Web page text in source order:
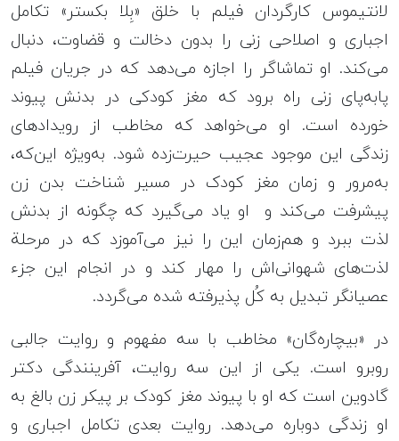
لانتیموس کارگردان فیلم با خلق «بِلا بکستر» تکامل
اجباری و اصلاحی زنی را بدون دخالت و قضاوت، دنبال
می‌کند. او تماشاگر را اجازه می‌دهد که در جریان فیلم
پابه‌پای زنی راه برود که مغز کودکی در بدنش پیوند
خورده است. او می‌خواهد که مخاطب از رویدادهای
زندگی این موجود عجیب حیرت‌زده شود. به‌ویژه این‌که،
به‌مرور و زمان مغز کودک در مسیر شناخت بدن زن
پیشرفت می‌کند و او یاد می‌گیرد که چگونه از بدنش
لذت ببرد و هم‌زمان این را نیز می‌آموزد که در مرحلة
لذت‌های شهوانی‌اش را مهار کند و در انجام این جزء
عصیانگر تبدیل به کُل پذیرفته شده می‌گردد.
در «بیچاره‌گان» مخاطب با سه مفهوم و روایت جالبی
روبرو است. یکی از این سه روایت، آفرینندگی دکتر
گادوین است که او با پیوند مغز کودک بر پیکر زن بالغ به
او زندگی دوباره می‌دهد. روایت بعدی تکامل اجباری و